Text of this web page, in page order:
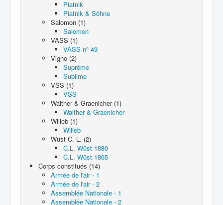
Piatnik
Piatnik & Söhne
Salomon (1)
Salomon
VASS (1)
VASS n° 49
Vigno (2)
Suprême
Sublime
VSS (1)
VSS
Walther & Graenicher (1)
Walther & Graenicher
Willeb (1)
Willeb
Wüst C. L. (2)
C.L. Wüst 1880
C.L. Wüst 1865
Corps constitués (14)
Armée de l'air - 1
Armée de l'air - 2
Assemblée Nationale - 1
Assemblée Nationale - 2